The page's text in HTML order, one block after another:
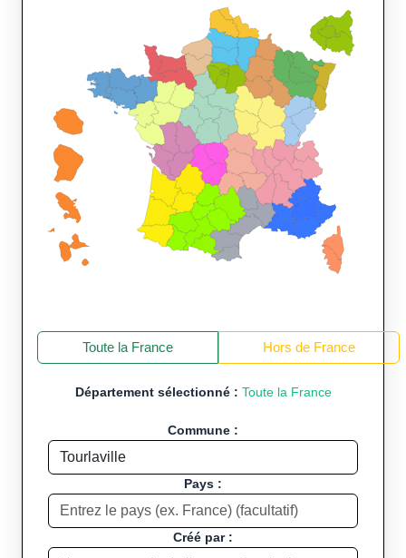
Toute la France Hors de France
Département sélectionné : Toute la France
Commune :
Pays :
Créé par :